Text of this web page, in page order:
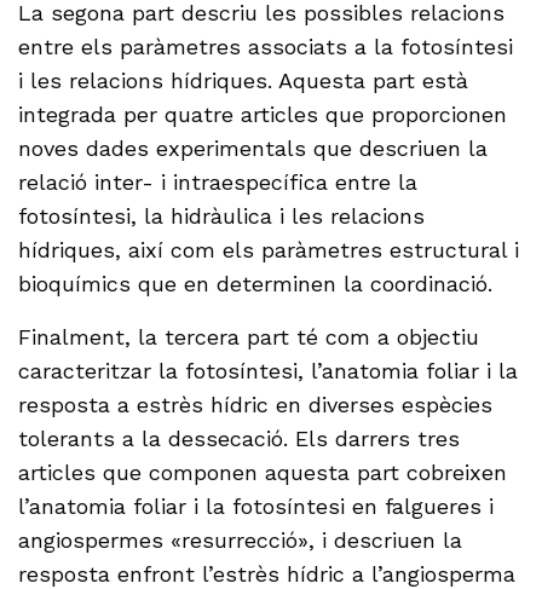
La segona part descriu les possibles relacions
entre els paràmetres associats a la fotosíntesi
i les relacions hídriques. Aquesta part està
integrada per quatre articles que proporcionen
noves dades experimentals que descriuen la
relació inter- i intraespecífica entre la
fotosíntesi, la hidràulica i les relacions
hídriques, així com els paràmetres estructural i
bioquímics que en determinen la coordinació.
Finalment, la tercera part té com a objectiu
caracteritzar la fotosíntesi, l’anatomia foliar i la
resposta a estrès hídric en diverses espècies
tolerants a la dessecació. Els darrers tres
articles que componen aquesta part cobreixen
l’anatomia foliar i la fotosíntesi en falgueres i
angiospermes «resurrecció», i descriuen la
resposta enfront l’estrès hídric a l’angiosperma